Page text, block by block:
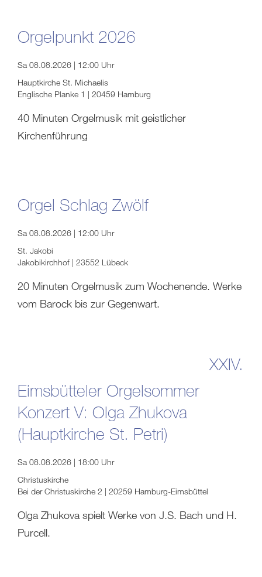
Orgelpunkt 2026
Sa 08.08.2026 | 12:00 Uhr
Hauptkirche St. Michaelis
Englische Planke 1 | 20459 Hamburg
40 Minuten Orgelmusik mit geistlicher
Kirchenführung
Orgel Schlag Zwölf
Sa 08.08.2026 | 12:00 Uhr
St. Jakobi
Jakobikirchhof | 23552 Lübeck
20 Minuten Orgelmusik zum Wochenende. Werke
vom Barock bis zur Gegenwart.
XXIV.
Eimsbütteler Orgelsommer
Konzert V: Olga Zhukova
(Hauptkirche St. Petri)
Sa 08.08.2026 | 18:00 Uhr
Christuskirche
Bei der Christuskirche 2 | 20259 Hamburg-Eimsbüttel
Olga Zhukova spielt Werke von J.S. Bach und H.
Purcell.